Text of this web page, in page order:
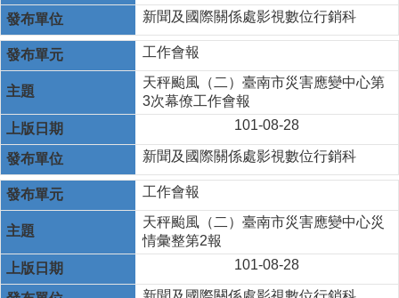
新聞及國際關係處影視數位行銷科
工作會報
天秤颱風（二）臺南市災害應變中心第
3次幕僚工作會報
101-08-28
新聞及國際關係處影視數位行銷科
工作會報
天秤颱風（二）臺南市災害應變中心災
情彙整第2報
101-08-28